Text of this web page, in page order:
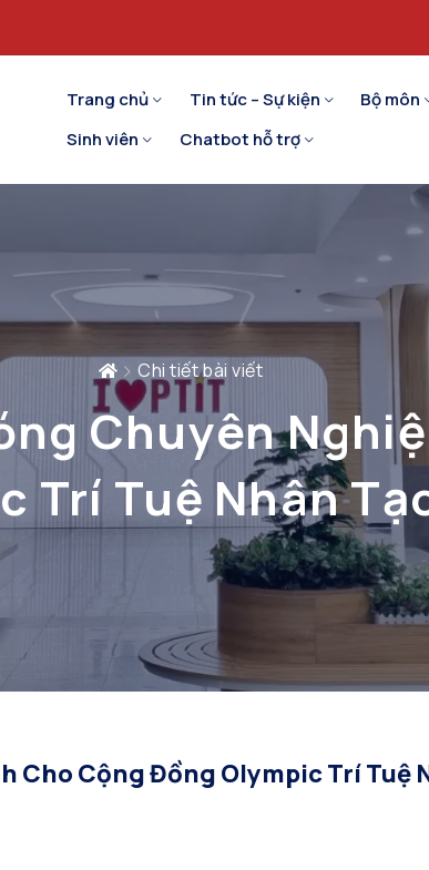
Trang chủ Tin tức – Sự kiện Bộ môn
Sinh viên
Chatbot hỗ trợ
Chi tiết bài viết
Chuyên
Trí Tuệ Nhân
Cho Cộng Đồng Olympic Trí Tuệ